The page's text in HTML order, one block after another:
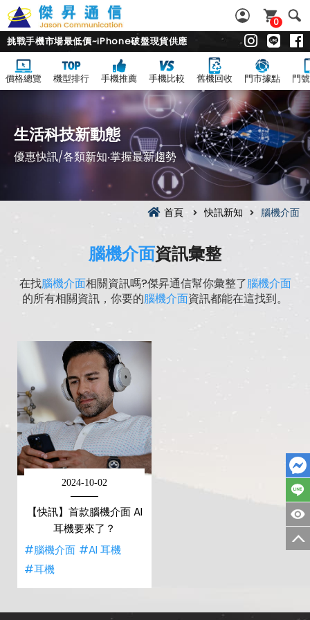
0
挑戰手機市場最低價~iPhone破盤現貨供應
價格總覽 機型排行 手機推薦 手機比較 舊機回收 門市據點 門
生活科技新動態
優惠快訊/各類新知‧掌握最新趨勢
首頁 快訊新知 腦機介面
腦機介面資訊彙整
在找腦機介面相關資訊嗎?傑昇通信幫你彙整了腦機介面
的所有相關資訊，你要的腦機介面資訊都能在這找到。
2024-10-02
【快訊】首款腦機介面 AI
耳機要來了？
#腦機介面 #AI 耳機
#耳機